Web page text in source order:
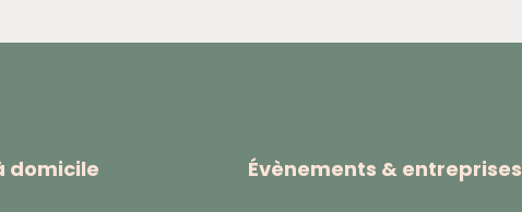
domicile Évènements & entreprises